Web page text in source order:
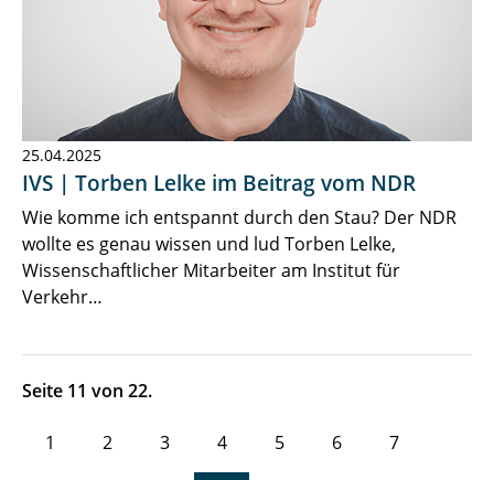
25.04.2025
IVS | Torben Lelke im Beitrag vom NDR
Wie komme ich entspannt durch den Stau? Der NDR
wollte es genau wissen und lud Torben Lelke,
Wissenschaftlicher Mitarbeiter am Institut für
Verkehr…
Seite 11 von 22.
1 2 3 4 5 6 7